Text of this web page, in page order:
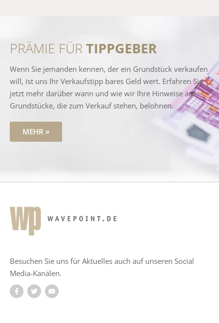
PRÄMIE FÜR TIPPGEBER
Wenn Sie jemanden kennen, der ein Grundstück verkaufen
will, ist uns Ihr Verkaufstipp bares Geld wert. Erfahren Sie
jetzt mehr darüber wann und wie wir Ihre Hinweise auf
Grundstücke, die zum Verkauf stehen, belohnen.
MEHR »
Besuchen Sie uns für Aktuelles auch auf unseren Social
Media-Kanälen.